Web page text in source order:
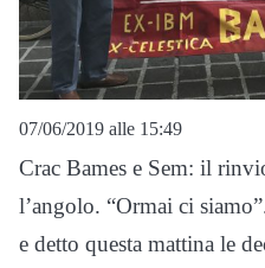
07/06/2019 alle 15:49
Crac Bames e Sem: il
l’angolo. “Ormai ci
e detto questa mattina le